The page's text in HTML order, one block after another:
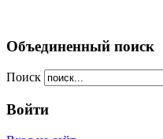
Объединенный поиск
Поиск
Войти